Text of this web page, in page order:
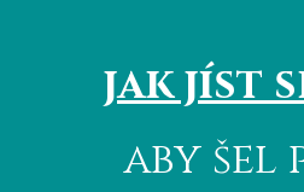
jak jíst
aby šel